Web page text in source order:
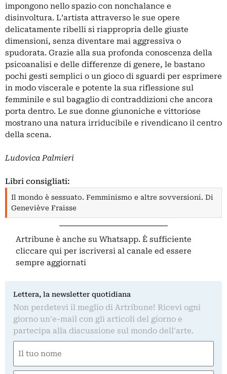
impongono nello spazio con nonchalance e
disinvoltura. L’artista attraverso le sue opere
delicatamente ribelli si riappropria delle giuste
dimensioni, senza diventare mai aggressiva o
spudorata. Grazie alla sua profonda conoscenza della
psicoanalisi e delle differenze di genere, le bastano
pochi gesti semplici o un gioco di sguardi per esprimere
in modo viscerale e potente la sua riflessione sul
femminile e sul bagaglio di contraddizioni che ancora
porta dentro. Le sue donne giunoniche e vittoriose
mostrano una natura irriducibile e rivendicano il centro
della scena.
Ludovica Palmieri
Libri consigliati:
Il mondo è sessuato. Femminismo e altre sovversioni. Di
Geneviève Fraisse
Artribune è anche su Whatsapp. È sufficiente
cliccare qui per iscriversi al canale ed essere
sempre aggiornati
Lettera, la newsletter quotidiana
Non perdetevi il meglio di Artribune! Ricevi ogni
giorno un'e-mail con gli articoli del giorno e
partecipa alla discussione sul mondo dell'arte.
(Obbligatorio)